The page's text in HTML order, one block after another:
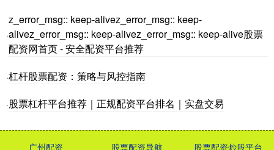
·
z_error_msg:: keep-alivez_error_msg:: keep-
alivez_error_msg:: keep-alivez_error_msg:: keep-alive股票
配资网首页 - 安全配资平台推荐
·杠杆股票配资：策略与风控指南
·股票杠杆平台推荐｜正规配资平台排名｜实盘交易
广州配资 股票配资导航 股票配资炒股平台